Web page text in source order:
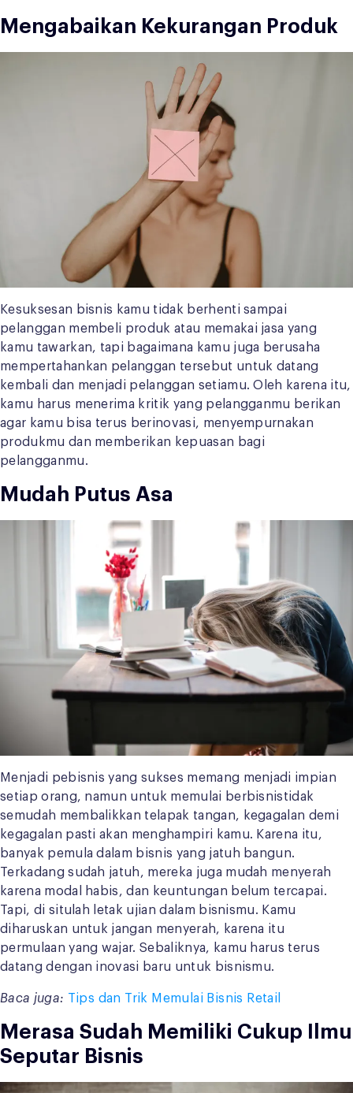
Mengabaikan Kekurangan Produk
Kesuksesan bisnis kamu tidak berhenti sampai
pelanggan membeli produk atau memakai jasa yang
kamu tawarkan, tapi bagaimana kamu juga berusaha
mempertahankan pelanggan tersebut untuk datang
kembali dan menjadi pelanggan setiamu. Oleh karena itu,
kamu harus menerima kritik yang pelangganmu berikan
agar kamu bisa terus berinovasi, menyempurnakan
produkmu dan memberikan kepuasan bagi
pelangganmu.
Mudah Putus Asa
Menjadi pebisnis yang sukses memang menjadi impian
setiap orang, namun untuk memulai berbisnistidak
semudah membalikkan telapak tangan, kegagalan demi
kegagalan pasti akan menghampiri kamu. Karena itu,
banyak pemula dalam bisnis yang jatuh bangun.
Terkadang sudah jatuh, mereka juga mudah menyerah
karena modal habis, dan keuntungan belum tercapai.
Tapi, di situlah letak ujian dalam bisnismu. Kamu
diharuskan untuk jangan menyerah, karena itu
permulaan yang wajar. Sebaliknya, kamu harus terus
datang dengan inovasi baru untuk bisnismu.
Baca juga: Tips dan Trik Memulai Bisnis Retail
Merasa Sudah Memiliki Cukup Ilmu
Seputar Bisnis